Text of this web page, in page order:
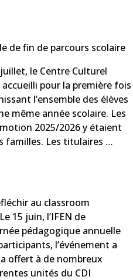
de fin de parcours scolaire
le Centre Culturel
pour la première fois
l’ensemble des élèves
même année scolaire. Les
2025/2026 y étaient
familles. Les titulaires …
au classroom
15 juin, l’IFEN de
pédagogique annuelle
l’événement a
offert à de nombreux
unités du CDI